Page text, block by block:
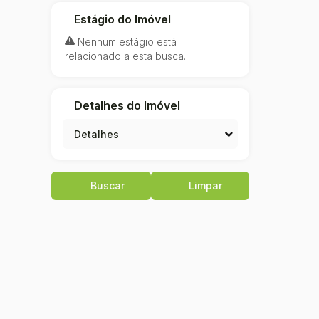
Joinville (2)
Boa Vista (1)
Espinheiros (1)
Itajuba (1)
Massaranduba (1)
Estágio do Imóvel
Nenhum estágio está
relacionado a esta busca.
Detalhes do Imóvel
Detalhes
Buscar Limpar